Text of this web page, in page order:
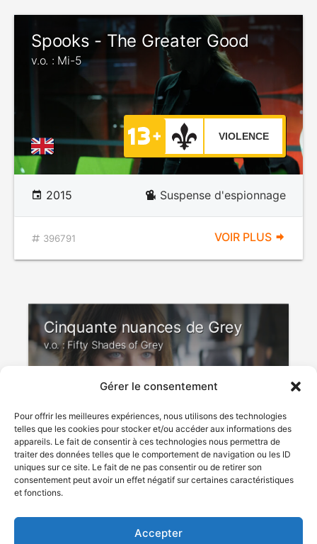
Gérer le consentement
Pour offrir les meilleures expériences, nous utilisons des technologies
telles que les cookies pour stocker et/ou accéder aux informations des
appareils. Le fait de consentir à ces technologies nous permettra de
traiter des données telles que le comportement de navigation ou les ID
uniques sur ce site. Le fait de ne pas consentir ou de retirer son
consentement peut avoir un effet négatif sur certaines caractéristiques
et fonctions.
Accepter
Spooks - The Greater Good
v.o. : Mi-5
VIOLENCE
2015 Suspense d'espionnage
396791 VOIR PLUS
Cinquante nuances de Grey
v.o. : Fifty Shades of Grey
ÉROTISME
2014 Drame Érotique